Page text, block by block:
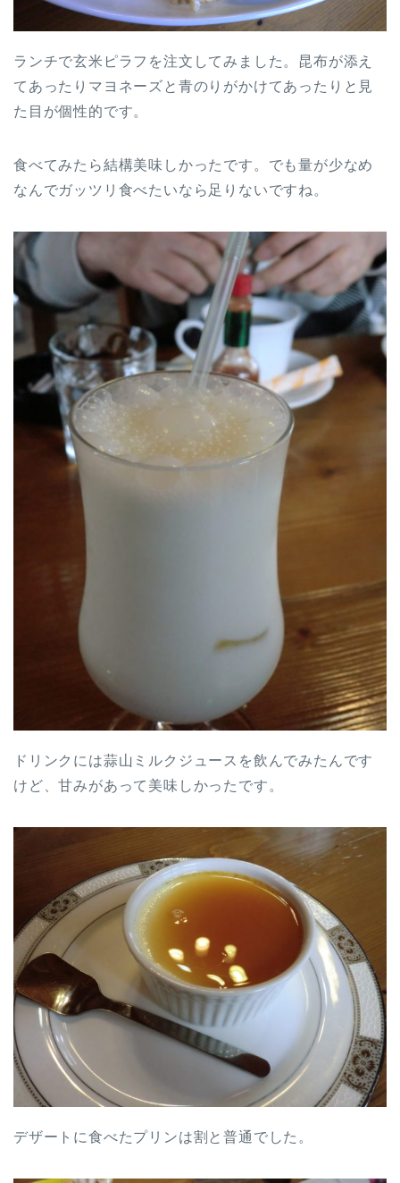
ランチで玄米ピラフを注文してみました。昆布が添え
てあったりマヨネーズと青のりがかけてあったりと見
た目が個性的です。
食べてみたら結構美味しかったです。でも量が少なめ
なんでガッツリ食べたいなら足りないですね。
ドリンクには蒜山ミルクジュースを飲んでみたんです
けど、甘みがあって美味しかったです。
デザートに食べたプリンは割と普通でした。